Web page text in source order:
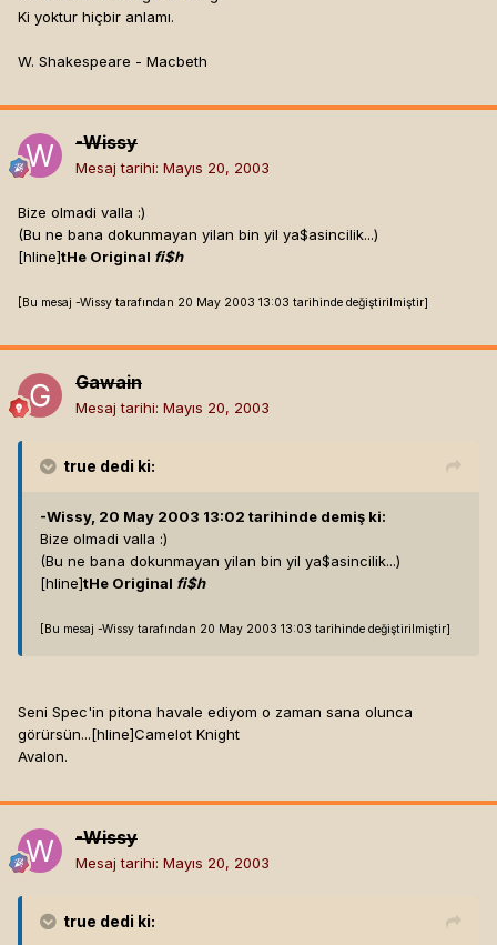
Ki yoktur hiçbir anlamı.
W. Shakespeare - Macbeth
-Wissy
Mesaj tarihi: Mayıs 20, 2003
Bize olmadi valla :)
(Bu ne bana dokunmayan yilan bin yil ya$asincilik...)
[hline]tHe Original fi$h
[Bu mesaj -Wissy tarafından 20 May 2003 13:03 tarihinde değiştirilmiştir]
Gawain
Mesaj tarihi: Mayıs 20, 2003
true dedi ki:
-Wissy, 20 May 2003 13:02 tarihinde demiş ki:
Bize olmadi valla :)
(Bu ne bana dokunmayan yilan bin yil ya$asincilik...)
[hline]tHe Original fi$h
[Bu mesaj -Wissy tarafından 20 May 2003 13:03 tarihinde değiştirilmiştir]
Seni Spec'in pitona havale ediyom o zaman sana olunca
görürsün...[hline]Camelot Knight
Avalon.
-Wissy
Mesaj tarihi: Mayıs 20, 2003
true dedi ki: